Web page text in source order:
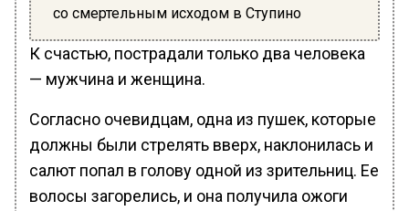
со смертельным исходом в Ступино
К счастью, пострадали только два человека
— мужчина и женщина.
Согласно очевидцам, одна из пушек, которые
должны были стрелять вверх, наклонилась и
салют попал в голову одной из зрительниц. Ее
волосы загорелись, и она получила ожоги